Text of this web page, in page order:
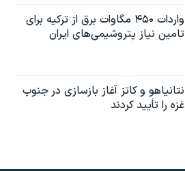
واردات ۴۵۰ مگاوات برق از ترکیه برای
تامین نیاز پتروشیمی‌های ایران
نتانیاهو و کاتز آغاز بازسازی در جنوب
غزه را تأیید کردند